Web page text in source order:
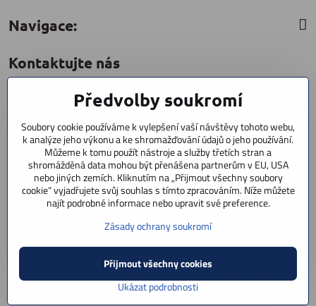
Navigace:
Kontaktujte nás
CYCLESTAR s​.r​.o​.
Praha 5 Radotín
153 00
+420 602 856 404
+420 723 603 807
servis
info​@cyclestar​.cz
©2026CopyrightPředvolby soukromíZásady ochrany soukromí
Vytvořeno systémem:ByznysWeb.cz
Předvolby soukromí
Soubory cookie používáme k vylepšení vaší návštěvy tohoto webu,
k analýze jeho výkonu a ke shromažďování údajů o jeho používání.
Můžeme k tomu použít nástroje a služby třetích stran a
shromážděná data mohou být přenášena partnerům v EU, USA
nebo jiných zemích. Kliknutím na „Přijmout všechny soubory
cookie“ vyjadřujete svůj souhlas s tímto zpracováním. Níže můžete
najít podrobné informace nebo upravit své preference.
Zásady ochrany soukromí
Ukázat podrobnosti
Přijmout všechny cookies